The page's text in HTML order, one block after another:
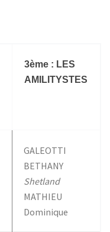
3ème : LES
AMILITYSTES
GALEOTTI
BETHANY
Shetland
MATHIEU
Dominique